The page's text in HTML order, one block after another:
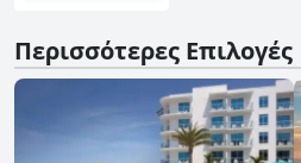
Περισσότερες Επιλογές